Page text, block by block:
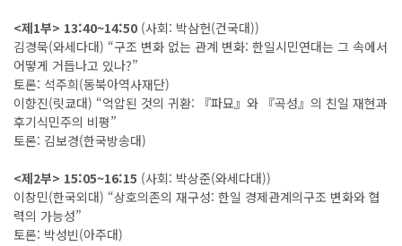
<제1부> 13:40~14:50 (사회: 박삼헌(건국대))
김경묵(와세다대) “구조 변화 없는 관계 변화: 한일시민연대는 그 속에서
어떻게 거듭나고 있나?”
토론: 석주희(동북아역사재단)
이향진(릿쿄대) “억압된 것의 귀환: 『파묘』와 『곡성』의 친일 재현과
후기식민주의 비평”
토론: 김보경(한국방송대)
<제2부> 15:05~16:15 (사회: 박상준(와세다대))
이창민(한국외대) “상호의존의 재구성: 한일 경제관계의구조 변화와 협
력의 가능성”
토론: 박성빈(아주대)